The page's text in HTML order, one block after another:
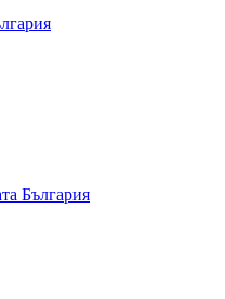
България